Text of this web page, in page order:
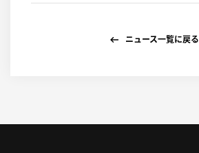
ニュース一覧に戻る